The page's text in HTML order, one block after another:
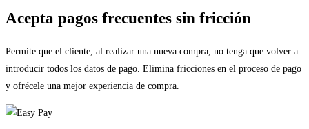
Acepta pagos frecuentes sin fricción
Permite que el cliente, al realizar una nueva compra, no tenga que volver a
introducir todos los datos de pago. Elimina fricciones en el proceso de pago
y ofrécele una mejor experiencia de compra.